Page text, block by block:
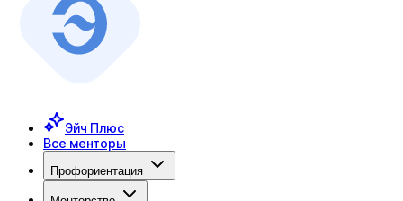
Эйч Плюс
Все менторы
Профориентация